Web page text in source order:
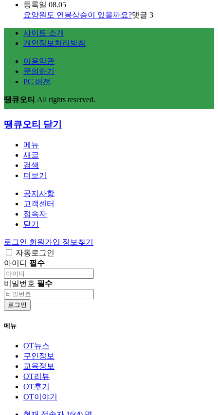
등록일 08.05
요양원도 연봉상승이 있을까요?댓글 3
사이트 소개
개인정보처리방침
이용약관
문의하기
PC 버전
땡큐오티 All rights reserved.
땡큐오티 닫기
메뉴
새글
검색
더보기
공지사항
고객센터
접속자
닫기
로그인 회원가입 정보찾기
자동로그인
아이디 필수
비밀번호 필수
로그인
메뉴
OT뉴스
구인정보
교육정보
OT리뷰
OT후기
OT이야기